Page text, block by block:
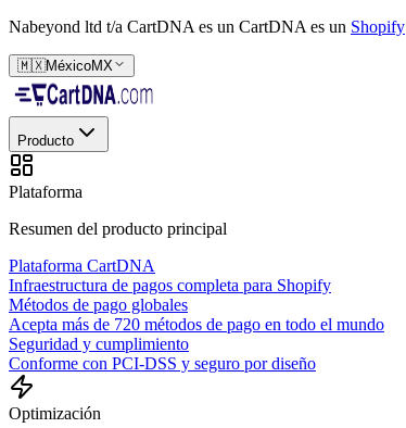
Nabeyond ltd t/a CartDNA es un CartDNA es un Shopify
🇲🇽MéxicoMX
Producto
Plataforma
Resumen del producto principal
Plataforma CartDNA
Infraestructura de pagos completa para Shopify
Métodos de pago globales
Acepta más de 720 métodos de pago en todo el mundo
Seguridad y cumplimiento
Conforme con PCI-DSS y seguro por diseño
Optimización